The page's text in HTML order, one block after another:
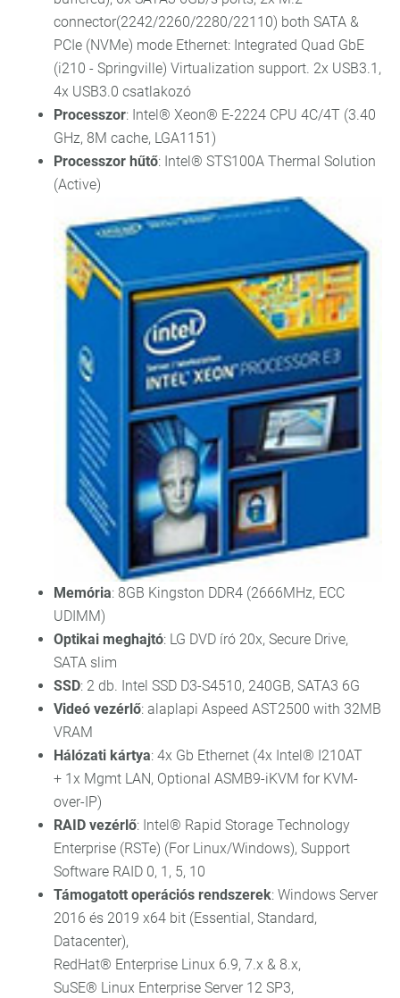
connector(2242/2260/2280/22110) both SATA &
PCIe (NVMe) mode Ethernet: Integrated Quad GbE
(i210 - Springville) Virtualization support. 2x USB3.1,
4x USB3.0 csatlakozó
Processzor: Intel® Xeon® E-2224 CPU 4C/4T (3.40
GHz, 8M cache, LGA1151)
Processzor hűtő: Intel® STS100A Thermal Solution
(Active)
Memória: 8GB Kingston DDR4 (2666MHz, ECC
UDIMM)
Optikai meghajtó: LG DVD író 20x, Secure Drive,
SATA slim
SSD: 2 db. Intel SSD D3-S4510, 240GB, SATA3 6G
Videó vezérlő: alaplapi Aspeed AST2500 with 32MB
VRAM
Hálózati kártya: 4x Gb Ethernet (4x Intel® I210AT
+ 1x Mgmt LAN, Optional ASMB9-iKVM for KVM-
over-IP)
RAID vezérlő: Intel® Rapid Storage Technology
Enterprise (RSTe) (For Linux/Windows), Support
Software RAID 0, 1, 5, 10
Támogatott operációs rendszerek: Windows Server
2016 és 2019 x64 bit (Essential, Standard,
Datacenter),
RedHat® Enterprise Linux 6.9, 7.x & 8.x,
SuSE® Linux Enterprise Server 12 SP3,